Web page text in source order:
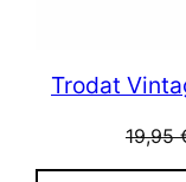
Trodat
19,95